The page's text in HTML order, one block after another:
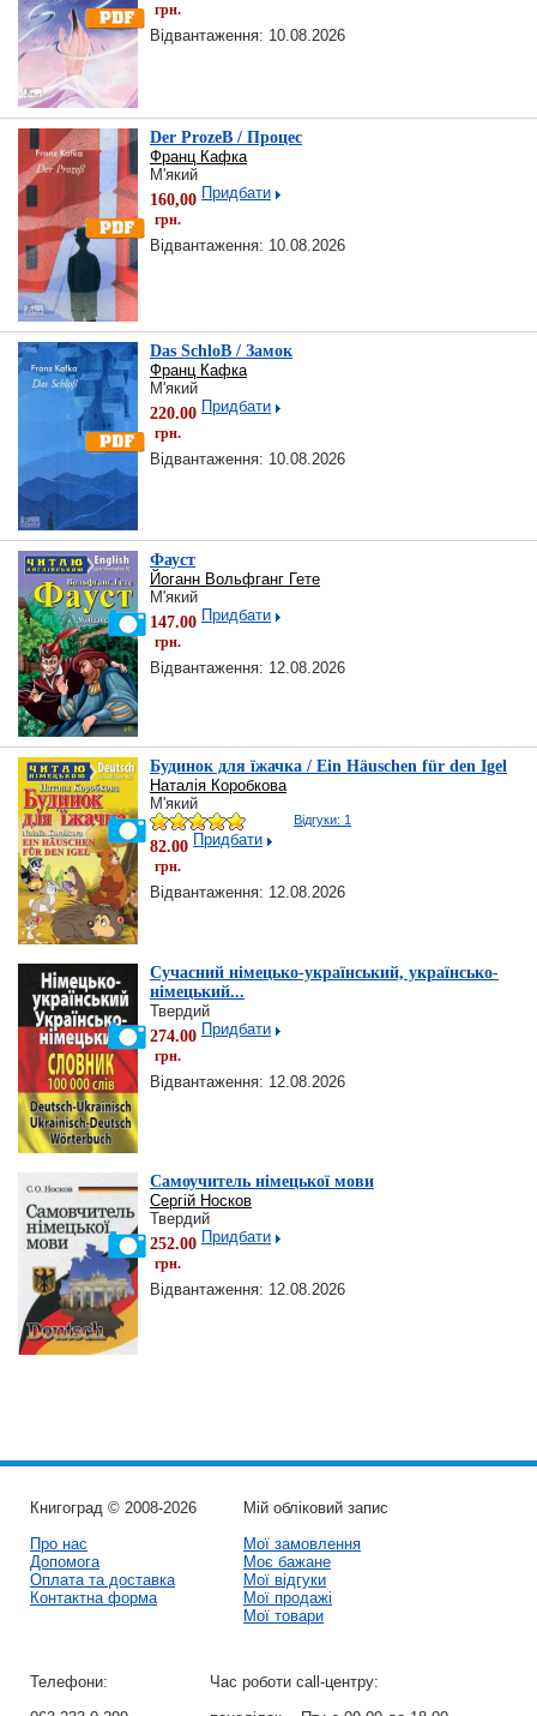
грн.
Відвантаження: 10.08.2026
Der ProzeB / Процес
Франц Кафка
М'який
160,00
грн.
Придбати
Відвантаження: 10.08.2026
Das SchloB / Замок
Франц Кафка
М'який
220.00
грн.
Придбати
Відвантаження: 10.08.2026
Фауст
Йоганн Вольфганг Гете
М'який
147.00
грн.
Придбати
Відвантаження: 12.08.2026
Будинок для їжачка / Ein Häuschen für den Igel
Наталія Коробкова
М'який
Відгуки: 1
82.00
грн.
Придбати
Відвантаження: 12.08.2026
Сучасний німецько-український, українсько-
німецький...
Твердий
274.00
грн.
Придбати
Відвантаження: 12.08.2026
Самоучитель німецької мови
Сергій Носков
Твердий
252.00
грн.
Придбати
Відвантаження: 12.08.2026
Книгоград © 2008-2026
Про нас
Допомога
Оплата та доставка
Контактна форма
Мій обліковий запис
Мої замовлення
Моє бажане
Мої відгуки
Мої продажі
Мої товари
Телефони:
Час роботи call-центру: